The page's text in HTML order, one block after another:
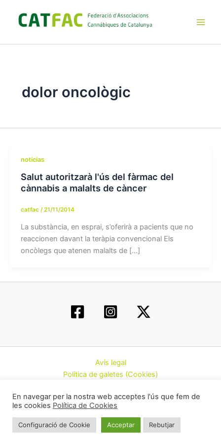
contenido
dolor oncològic
noticias
Salut autoritzarà l'ús del fàrmac del
cànnabis a malalts de càncer
catfac /21/11/2014
La substància, en esprai, s’oferirà a pacients que no
reaccionen davant la teràpia convencional Els
oncòlegs que atenen malalts de […]
Avís legal
Política de galetes (Cookies)
Contacte
Cannàbiques de Catalunya (CatFAC)
En navegar per la nostra web acceptes l'ús que fem de
les cookies Política de Cookies
Configuració de Cookie Acceptar Rebutjar